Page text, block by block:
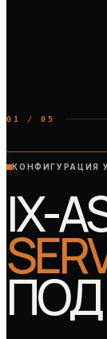
01 / 05
КОНФИГУРАЦИЯ
IX-